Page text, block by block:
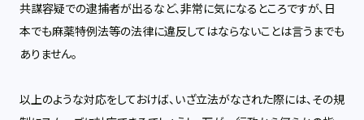
共謀容疑での逮捕者が出るなど、非常に気になるところですが、日
本でも麻薬特例法等の法律に違反してはならないことは言うまでも
ありません。
以上のような対応をしておけば、いざ立法がなされた際には、その規